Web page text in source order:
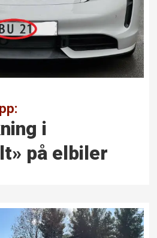
i
på elbiler